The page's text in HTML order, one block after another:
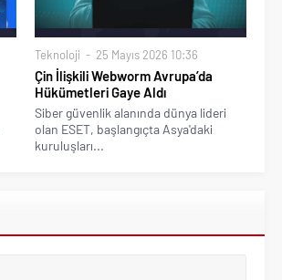
Teknoloji 25 Mayıs 2026 10:36
Çin İlişkili Webworm Avrupa’da
Hükümetleri Gaye Aldı
Siber güvenlik alanında dünya lideri
olan ESET, başlangıçta Asya'daki
kuruluşları...